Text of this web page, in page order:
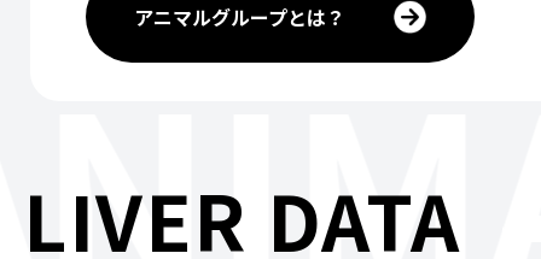
アニマルグループとは？
LIVER DATA